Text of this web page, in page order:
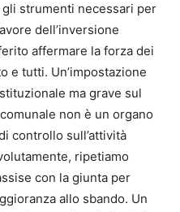
strumenti necessari per
dell’inversione
affermare la forza dei
e tutti. Un’impostazione
ma grave sul
non è un organo
controllo sull’attività
ripetiamo
con la giunta per
allo sbando. Un